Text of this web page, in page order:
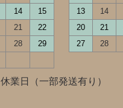
14
15
21
22
28
29
13
14
20
21
27
28
休業日（一部発送有り）